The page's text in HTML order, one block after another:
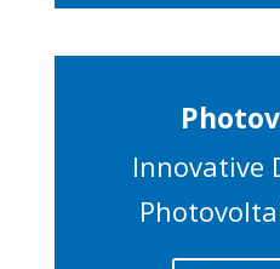
Innovative